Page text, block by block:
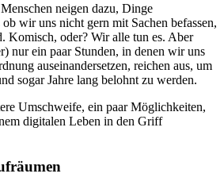
neigen dazu, Dinge
wir uns nicht gern mit Sachen befassen,
Komisch, oder? Wir alle tun es. Aber
nur ein paar Stunden, in denen wir uns
auseinandersetzen, reichen aus, um
sogar Jahre lang belohnt zu werden.
Umschweife, ein paar Möglichkeiten,
digitalen Leben in den Griff